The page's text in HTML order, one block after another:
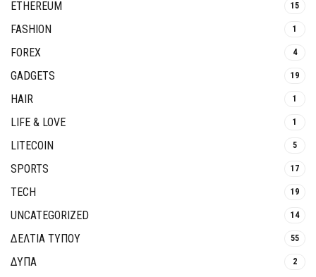
ETHEREUM 15
FASHION 1
FOREX 4
GADGETS 19
HAIR 1
LIFE & LOVE 1
LITECOIN 5
SPORTS 17
TECH 19
UNCATEGORIZED 14
ΔΕΛΤΙΑ ΤΥΠΟΥ 55
ΔΥΠΑ 2